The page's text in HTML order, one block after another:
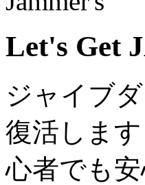
Let's Get
ジャイブ
復活しま
心者でも